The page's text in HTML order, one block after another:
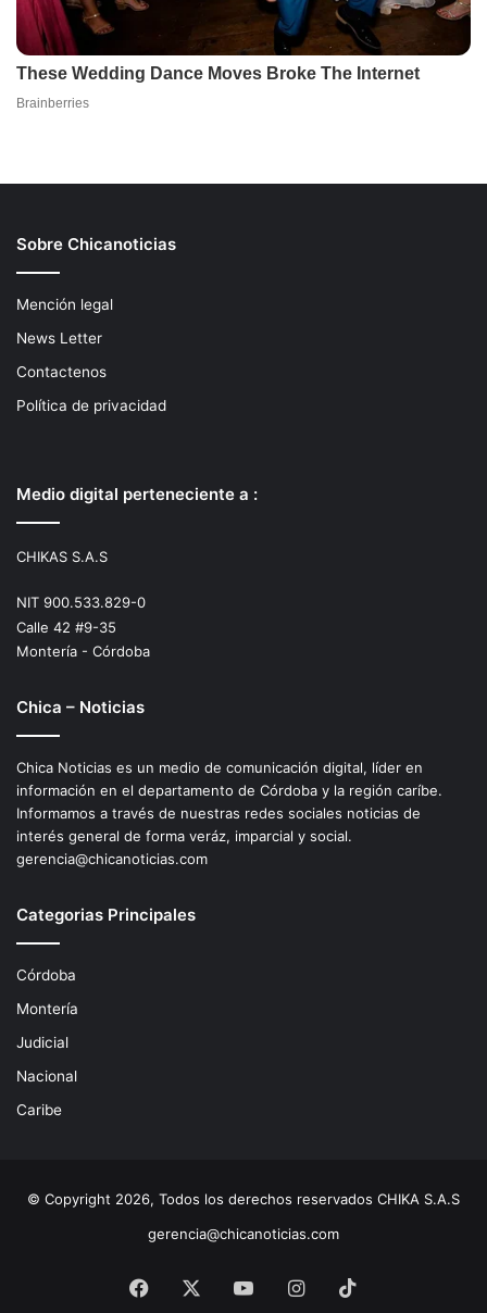
Sobre Chicanoticias
Mención legal
News Letter
Contactenos
Política de privacidad
Medio digital perteneciente a :
CHIKAS S.A.S
NIT 900.533.829-0
Calle 42 #9-35
Montería - Córdoba
Chica – Noticias
Chica Noticias es un medio de comunicación digital, líder en
información en el departamento de Córdoba y la región caríbe.
Informamos a través de nuestras redes sociales noticias de
interés general de forma veráz, imparcial y social.
gerencia@chicanoticias.com
Categorias Principales
Córdoba
Montería
Judicial
Nacional
Caribe
© Copyright 2026, Todos los derechos reservados CHIKA S.A.S
gerencia@chicanoticias.com
Facebook YouTubeInstagram